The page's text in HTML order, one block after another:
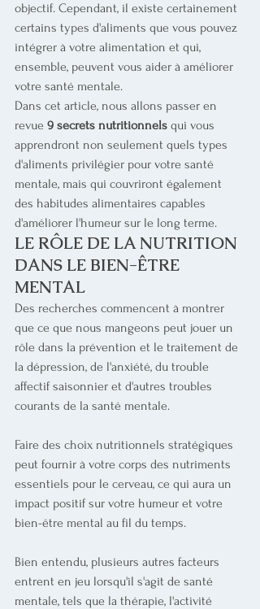
objectif. Cependant, il existe certainement
certains types d'aliments que vous pouvez
intégrer à votre alimentation et qui,
ensemble, peuvent vous aider à améliorer
votre santé mentale.
Dans cet article, nous allons passer en
revue 9 secrets nutritionnels qui vous
apprendront non seulement quels types
d'aliments privilégier pour votre santé
mentale, mais qui couvriront également
des habitudes alimentaires capables
d'améliorer l'humeur sur le long terme.
LE RÔLE DE LA NUTRITION
DANS LE BIEN-ÊTRE
MENTAL
Des recherches commencent à montrer
que ce que nous mangeons peut jouer un
rôle dans la prévention et le traitement de
la dépression, de l'anxiété, du trouble
affectif saisonnier et d'autres troubles
courants de la santé mentale.
Faire des choix nutritionnels stratégiques
peut fournir à votre corps des nutriments
essentiels pour le cerveau, ce qui aura un
impact positif sur votre humeur et votre
bien-être mental au fil du temps.
Bien entendu, plusieurs autres facteurs
entrent en jeu lorsqu'il s'agit de santé
mentale, tels que la thérapie, l'activité